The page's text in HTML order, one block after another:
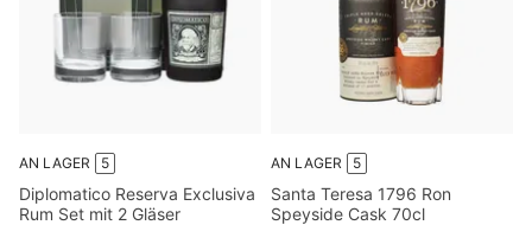
AN LAGER 5
Diplomatico Reserva Exclusiva
Rum Set mit 2 Gläser
AN LAGER 5
Santa Teresa 1796 Ron
Speyside Cask 70cl